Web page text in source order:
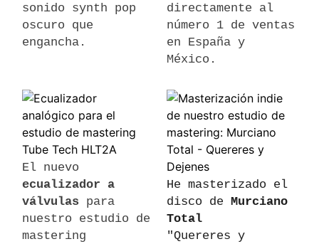
sonido synth pop
oscuro que
engancha.
directamente al
número 1 de ventas
en España y
México.
El nuevo
ecualizador a
válvulas para
nuestro estudio de
mastering
He masterizado el
disco de Murciano
Total
"Quereres y